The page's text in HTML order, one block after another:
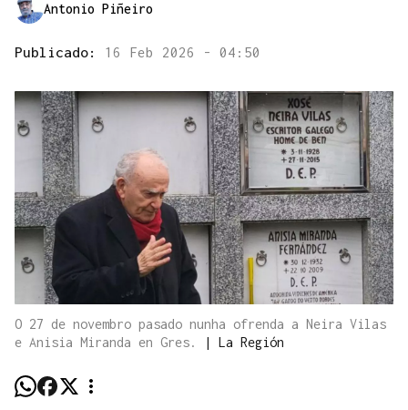
Antonio Piñeiro
Publicado: 16 Feb 2026 - 04:50
O 27 de novembro pasado nunha ofrenda a Neira Vilas
e Anisia Miranda en Gres.
| La Región